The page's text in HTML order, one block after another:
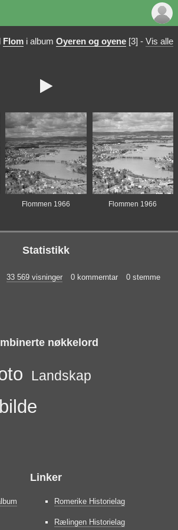
Flom i album Oyeren og oyene [3] - Vis alle

Flommen 1966 Flommen 1966
Statistikk
33 569 visninger 0 kommerntar 0 stemme
nøkkelord
Landskap
Linker
Romerike Historielag
Rælingen Historielag